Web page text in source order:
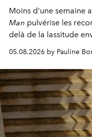
Moins d'une semaine
Man pulvérise les
delà de la lassitude
personnages
05.08.2026 by Pauline